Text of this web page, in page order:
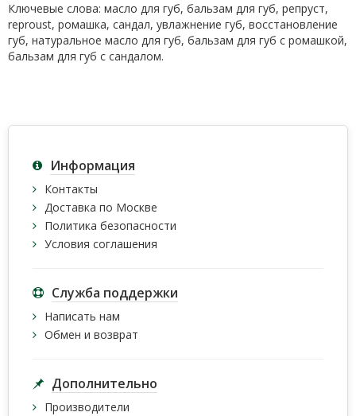
Ключевые слова: масло для губ, бальзам для губ, репруст,
reproust, ромашка, сандал, увлажнение губ, восстановление
губ, натуральное масло для губ, бальзам для губ с ромашкой,
бальзам для губ с сандалом.
Информация
Контакты
Доставка по Москве
Политика безопасности
Условия соглашения
Служба поддержки
Написать нам
Обмен и возврат
Дополнительно
Производители